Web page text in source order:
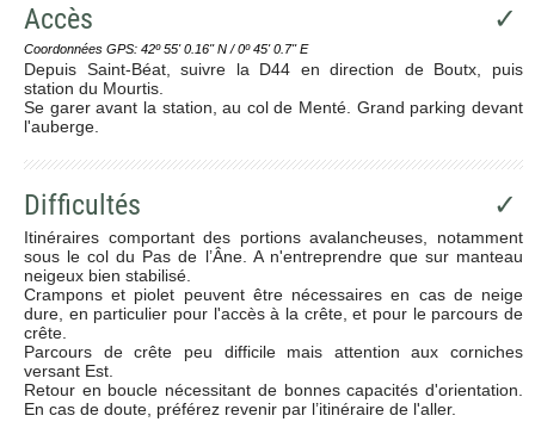
Accès ✓
Coordonnées GPS: 42º 55' 0.16'' N / 0º 45' 0.7'' E
Depuis Saint-Béat, suivre la D44 en direction de Boutx, puis
station du Mourtis.
Se garer avant la station, au col de Menté. Grand parking devant
l'auberge.
Difficultés ✓
Itinéraires comportant des portions avalancheuses, notamment
sous le col du Pas de l’Âne. A n'entreprendre que sur manteau
neigeux bien stabilisé.
Crampons et piolet peuvent être nécessaires en cas de neige
dure, en particulier pour l'accès à la crête, et pour le parcours de
crête.
Parcours de crête peu difficile mais attention aux corniches
versant Est.
Retour en boucle nécessitant de bonnes capacités d'orientation.
En cas de doute, préférez revenir par l’itinéraire de l'aller.